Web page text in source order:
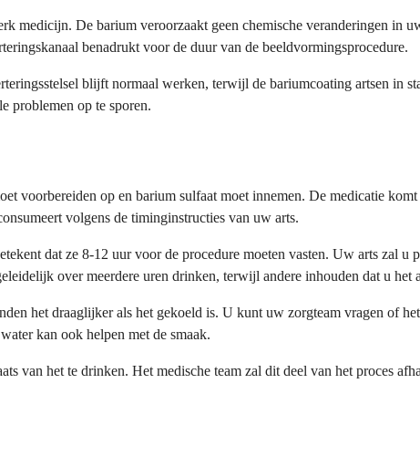
medicijn. De barium veroorzaakt geen chemische veranderingen in
benadrukt voor de duur van de beeldvormingsprocedure.
blijft normaal werken, terwijl de bariumcoating artsen in
problemen op te sporen.
voorbereiden op en barium sulfaat moet innemen. De medicatie
volgens de timinginstructies van uw arts.
dat ze 8-12 uur voor de procedure moeten vasten. Uw arts zal u
over meerdere uren drinken, terwijl andere inhouden dat u het
het draaglijker als het gekoeld is. U kunt uw zorgteam vragen of
kan ook helpen met de smaak.
van het te drinken. Het medische team zal dit deel van het proces